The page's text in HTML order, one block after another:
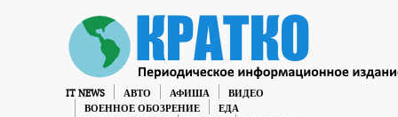
IT NEWS АВТО АФИША
ВИДЕО
ВОЕННОЕ ОБОЗРЕНИЕ
ЕДА